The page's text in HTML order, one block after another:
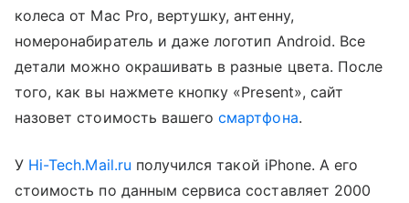
колеса от Mac Pro, вертушку, антенну,
номеронабиратель и даже логотип Android. Все
детали можно окрашивать в разные цвета. После
того, как вы нажмете кнопку «Present», сайт
назовет стоимость вашегосмартфона.
У Hi-Tech.Mail.ru получился такой iPhone. А его
стоимость по данным сервиса составляет 2000